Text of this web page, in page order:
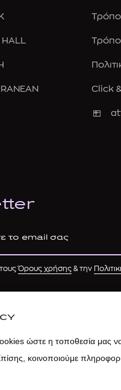
Click
Όρους χρήσης & την
ώστε η τοποθεσία μας να
κοινοποιούμε